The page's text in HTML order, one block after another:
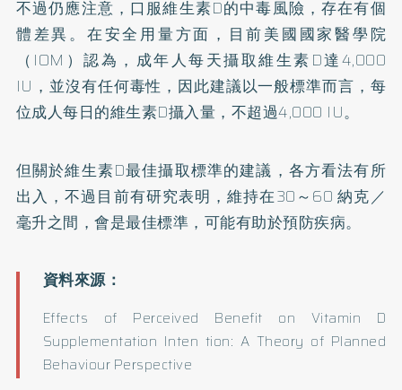
不過仍應注意，口服維生素D的中毒風險，存在有個
體差異。在安全用量方面，目前美國國家醫學院
（IOM）認為，成年人每天攝取維生素D達4,000
IU，並沒有任何毒性，因此建議以一般標準而言，每
位成人每日的維生素D攝入量，不超過4,000 IU。
但關於維生素D最佳攝取標準的建議，各方看法有所
出入，不過目前有研究表明，維持在30～60 納克／
毫升之間，會是最佳標準，可能有助於預防疾病。
Effects of Perceived Benefit on Vitamin D
Supplementation Inten tion: A Theory of Planned
Behaviour Perspective